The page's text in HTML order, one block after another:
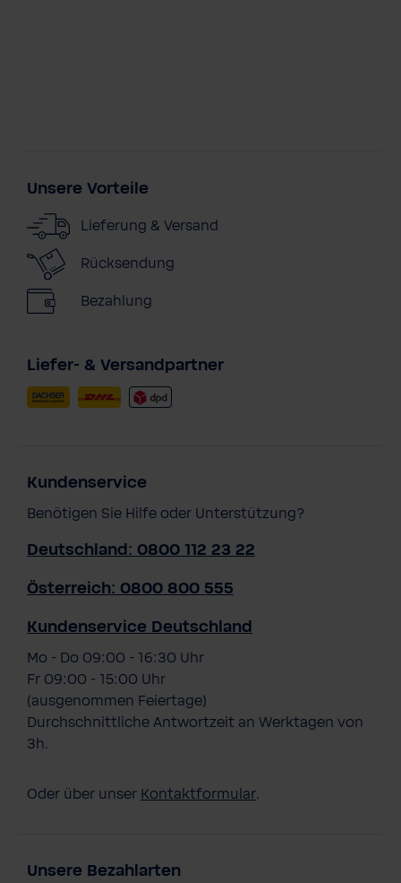
Unsere Vorteile
Lieferung & Versand
Rücksendung
Bezahlung
Liefer- & Versandpartner
Kundenservice
Benötigen Sie Hilfe oder Unterstützung?
Deutschland: 0800 112 23 22
Österreich: 0800 800 555
Kundenservice Deutschland
Mo - Do 09:00 - 16:30 Uhr
Fr 09:00 - 15:00 Uhr
(ausgenommen Feiertage)
Durchschnittliche Antwortzeit an Werktagen von
3h.
Oder über unser Kontaktformular.
Unsere Bezahlarten